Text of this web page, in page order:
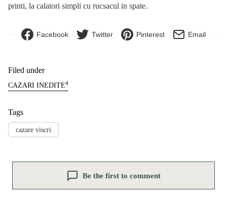
printi, la calatori simpli cu rucsacul in spate.
Facebook Twitter Pinterest Email
Filed under
CAZARI INEDITE4
Tags
cazare viscri
Be the first to comment